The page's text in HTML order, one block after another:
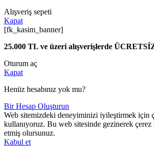
Alışveriş sepeti
Kapat
[fk_kasim_banner]
25.000 TL ve üzeri alışverişlerde
Oturum aç
Kapat
Henüz hesabınız yok mu?
Bir Hesap Oluşturun
Web sitemizdeki deneyiminizi iyileştirmek için
kullanıyoruz. Bu web sitesinde gezinerek çerez
etmiş olursunuz.
Kabul et